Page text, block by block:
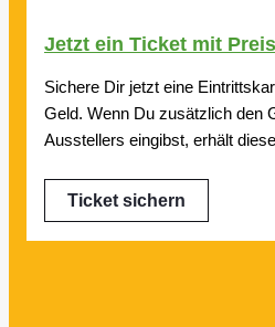
Jetzt ein Ticket mit
Sichere Dir jetzt eine
Geld. Wenn Du zusätzlich den
Ausstellers eingibst, erhält
Ticket sichern